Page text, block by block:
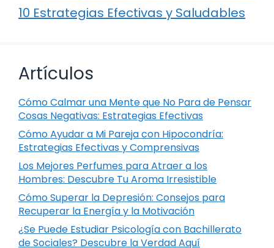
10 Estrategias Efectivas y Saludables
Artículos
Cómo Calmar una Mente que No Para de Pensar
Cosas Negativas: Estrategias Efectivas
Cómo Ayudar a Mi Pareja con Hipocondría:
Estrategias Efectivas y Comprensivas
Los Mejores Perfumes para Atraer a los
Hombres: Descubre Tu Aroma Irresistible
Cómo Superar la Depresión: Consejos para
Recuperar la Energía y la Motivación
¿Se Puede Estudiar Psicología con Bachillerato
de Sociales? Descubre la Verdad Aquí